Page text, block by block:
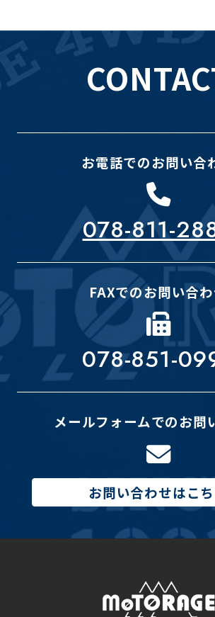
お電話でのお問い合
078-811-
FAXでのお問い合
078-851-
メールフォームでのお問
お問い合わせはこ